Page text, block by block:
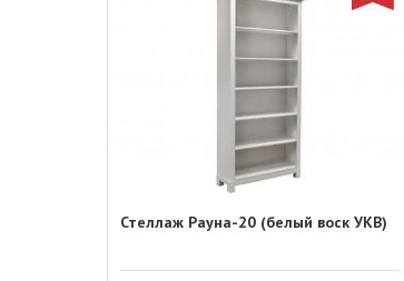
Стеллаж Рауна-20 (белый воск УКВ)